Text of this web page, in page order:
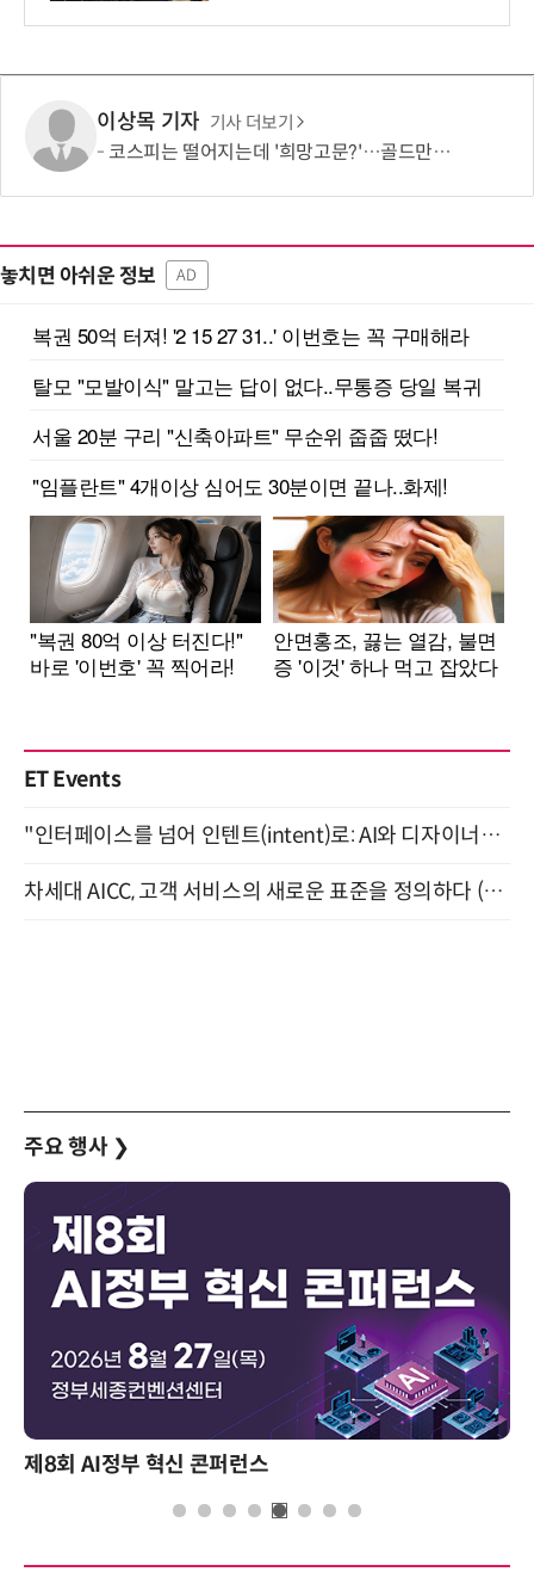
이상목 기자 기사 더보기
코스피는 떨어지는데 '희망고문?'…골드만삭스 “1만2000 간다” 근거는?
놓치면 아쉬운 정보 AD
ET Events
"인터페이스를 넘어 인텐트(intent)로: AI와 디자이너가 함께 만드는 공존의 UX" 강남역 (9/2)
차세대 AICC, 고객 서비스의 새로운 표준을 정의하다 (9/9)
주요 행사 ❯
제8회 AI정부 혁신 콘퍼런스